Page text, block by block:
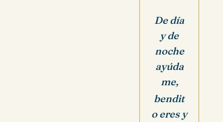
De día
y de
noche
ayúda
me,
bendit
o eres y